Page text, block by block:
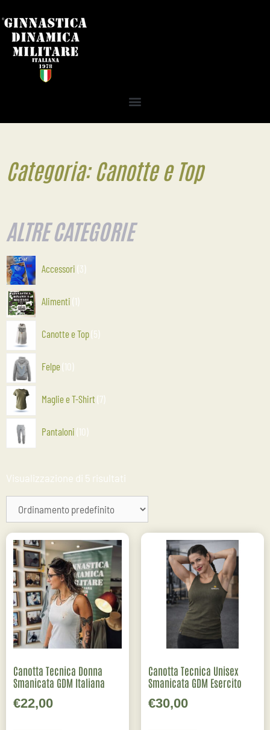
Categoria: Canotte e Top
ALTRE CATEGORIE
Accessori 3
Alimenti 1
Canotte e Top 5
Felpe 10
Maglie e T-Shirt 7
Pantaloni 10
Visualizzazione di 5 risultati
Canotta Tecnica Donna
Smanicata GDM Italiana
€22,00
Canotta Tecnica Unisex
Smanicata GDM Esercito
€30,00